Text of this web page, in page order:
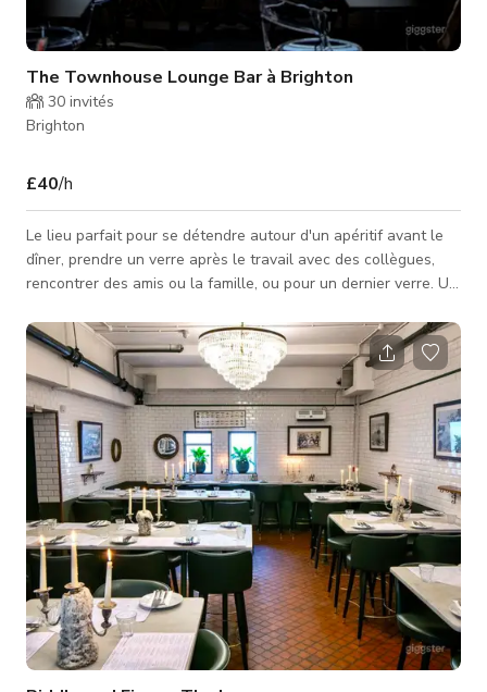
The Townhouse Lounge Bar à Brighton
30 invités
Brighton
£40/h
Le lieu parfait pour se détendre autour d'un apéritif avant le
dîner, prendre un verre après le travail avec des collègues,
rencontrer des amis ou la famille, ou pour un dernier verre. Un
emblématique.